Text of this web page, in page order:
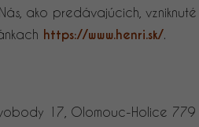
ako predávajúcich,
https://www.henri.sk/.
17, Olomouc-Holice